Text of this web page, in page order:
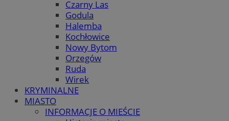
Czarny Las
Godula
Halemba
Kochłowice
Nowy Bytom
Orzegów
Ruda
Wirek
KRYMINALNE
MIASTO
INFORMACJE O MIEŚCIE